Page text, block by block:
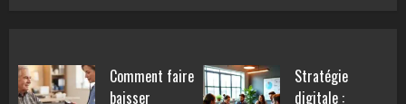
Comment faire
baisser
Stratégie
digitale :